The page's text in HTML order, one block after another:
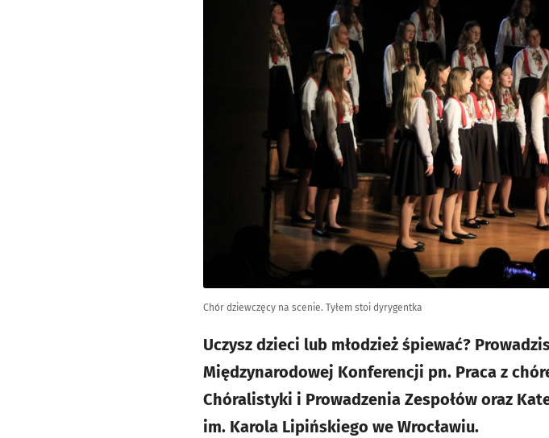
Chór dziewczęcy na scenie. Tyłem stoi dyrygentka
Uczysz dzieci lub młodzież śpiewać?
Międzynarodowej Konferencji pn. Praca z
Chóralistyki i Prowadzenia Zespołów oraz
im. Karola Lipińskiego we Wrocławiu.